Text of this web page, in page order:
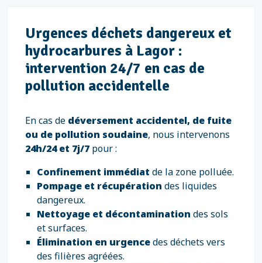
Urgences déchets dangereux et
hydrocarbures à Lagor :
intervention 24/7 en cas de
pollution accidentelle
En cas de déversement accidentel, de fuite
ou de pollution soudaine, nous intervenons
24h/24 et 7j/7 pour :
Confinement immédiat de la zone polluée.
Pompage et récupération des liquides
dangereux.
Nettoyage et décontamination des sols
et surfaces.
Élimination en urgencedes déchets vers
des filières agréées.